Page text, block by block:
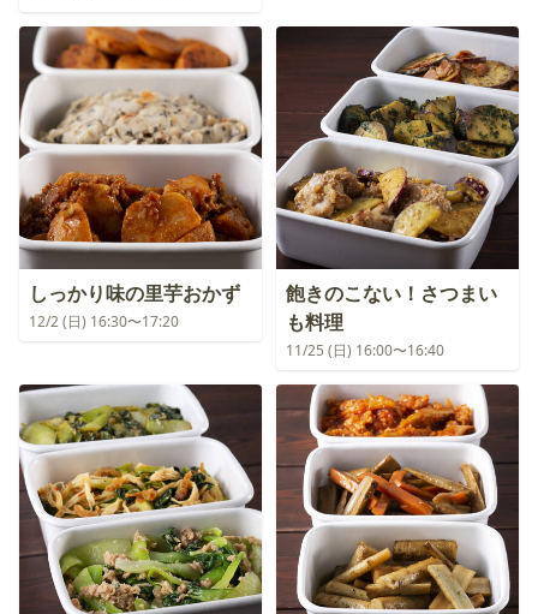
しっかり味の里芋おかず
12/2 (日) 16:30〜17:20
飽きのこない！さつまい
も料理
11/25 (日) 16:00〜16:40